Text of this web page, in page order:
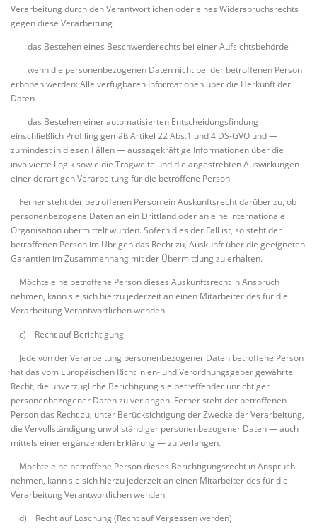
Verarbeitung durch den Verantwortlichen oder eines Widerspruchsrechts
gegen diese Verarbeitung
das Bestehen eines Beschwerderechts bei einer Aufsichtsbehörde
wenn die personenbezogenen Daten nicht bei der betroffenen Person
erhoben werden: Alle verfügbaren Informationen über die Herkunft der
Daten
das Bestehen einer automatisierten Entscheidungsfindung
einschließlich Profiling gemäß Artikel 22 Abs.1 und 4 DS-GVO und —
zumindest in diesen Fällen — aussagekräftige Informationen über die
involvierte Logik sowie die Tragweite und die angestrebten Auswirkungen
einer derartigen Verarbeitung für die betroffene Person
Ferner steht der betroffenen Person ein Auskunftsrecht darüber zu, ob
personenbezogene Daten an ein Drittland oder an eine internationale
Organisation übermittelt wurden. Sofern dies der Fall ist, so steht der
betroffenen Person im Übrigen das Recht zu, Auskunft über die geeigneten
Garantien im Zusammenhang mit der Übermittlung zu erhalten.
Möchte eine betroffene Person dieses Auskunftsrecht in Anspruch
nehmen, kann sie sich hierzu jederzeit an einen Mitarbeiter des für die
Verarbeitung Verantwortlichen wenden.
c) Recht auf Berichtigung
Jede von der Verarbeitung personenbezogener Daten betroffene Person
hat das vom Europäischen Richtlinien- und Verordnungsgeber gewährte
Recht, die unverzügliche Berichtigung sie betreffender unrichtiger
personenbezogener Daten zu verlangen. Ferner steht der betroffenen
Person das Recht zu, unter Berücksichtigung der Zwecke der Verarbeitung,
die Vervollständigung unvollständiger personenbezogener Daten — auch
mittels einer ergänzenden Erklärung — zu verlangen.
Möchte eine betroffene Person dieses Berichtigungsrecht in Anspruch
nehmen, kann sie sich hierzu jederzeit an einen Mitarbeiter des für die
Verarbeitung Verantwortlichen wenden.
d) Recht auf Löschung (Recht auf Vergessen werden)